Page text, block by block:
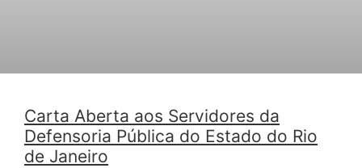
Carta Aberta aos Servidores da
Defensoria Pública do Estado do Rio
de Janeiro